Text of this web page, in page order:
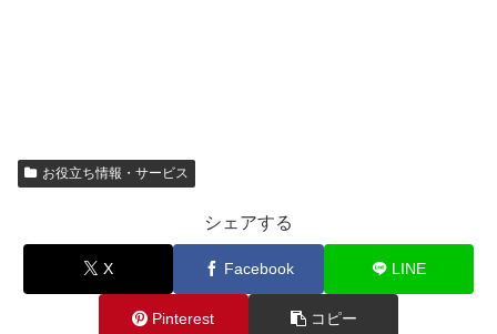
お役立ち情報・サービス
シェアする
X Facebook LINE
Pinterest コピー